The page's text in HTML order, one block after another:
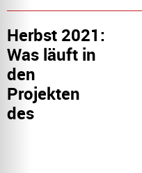
Herbst 2021:
Was läuft in
den
Projekten
des